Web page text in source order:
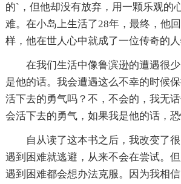
的`，但他却没有放弃，用一颗乐观的
难。在小岛上生活了28年，最终，他
样，他在世人心中就成了一位传奇的人
在我们生活中像鲁滨逊的遭遇很
是他的话。我会遭遇这么不幸的时候
活下去的勇气吗？不，不会的，我无
会活下去的勇气，如果我是他的话，恐
自从读了这本书之后，我改变了
遇到困难就逃避，从来不会在尝试。
遇到困难都会想办法克服。因为我相